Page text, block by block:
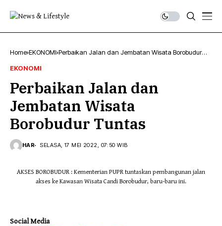
Home EKONOMI Perbaikan Jalan dan Jembatan Wisata Borobudur
EKONOMI
Perbaikan Jalan dan
Jembatan Wisata
Borobudur Tuntas
HAR SELASA, 17 MEI 2022, 07:50 WIB
AKSES BOROBUDUR : Kementerian PUPR tuntaskan pembangunan jalan
akses ke Kawasan Wisata Candi Borobudur, baru-baru ini.
Social Media